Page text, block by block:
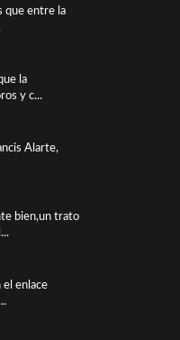
que entre la
la
y c...
Alarte,
bien,un trato
el enlace